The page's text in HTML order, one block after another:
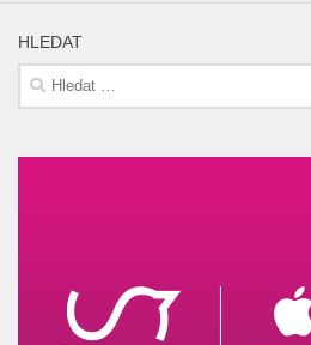
HLEDAT
Vyhledávání